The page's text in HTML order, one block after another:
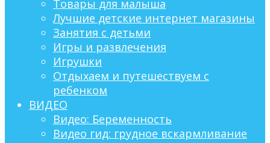
Товары для малыша
Лучшие детские интернет магазины
Занятия с детьми
Игры и развлечения
Игрушки
Отдыхаем и путешествуем с
ребенком
ВИДЕО
Видео: Беременность
Видео гид: грудное вскармливание